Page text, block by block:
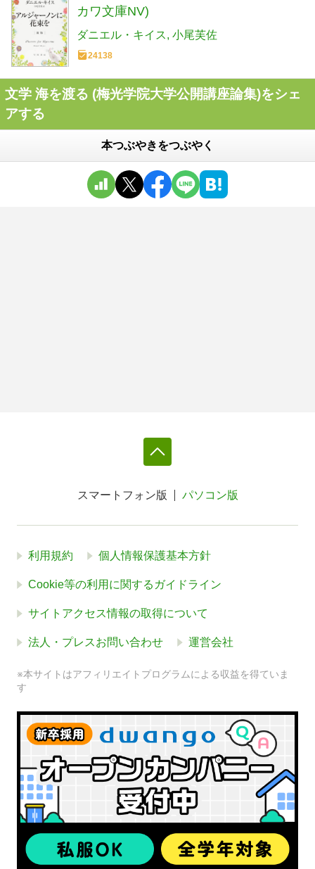
カワ文庫NV)
ダニエル・キイス 小尾芙佐
24138
文学 海を渡る (梅光学院大学公開講座論集)をシェ
アする
本つぶやきをつぶやく
スマートフォン版 パソコン版
利用規約 個人情報保護基本方針
Cookie等の利用に関するガイドライン
サイトアクセス情報の取得について
法人・プレスお問い合わせ 運営会社
※本サイトはアフィリエイトプログラムによる収益を得ていま
す